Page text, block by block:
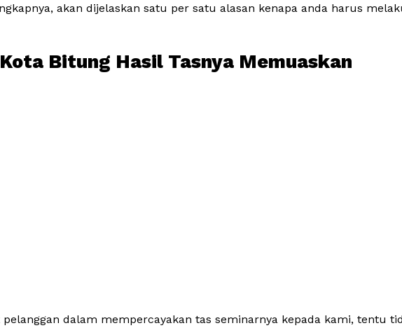
akan dijelaskan satu per satu alasan kenapa anda harus
Bitung Hasil Tasnya Memuaskan
dalam mempercayakan tas seminarnya kepada kami, tentu